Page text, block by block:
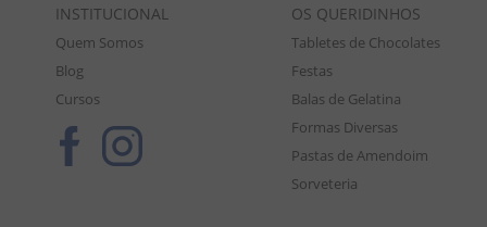
INSTITUCIONAL
Quem Somos
Blog
Cursos
OS QUERIDINHOS
Tabletes de Chocolates
Festas
Balas de Gelatina
Formas Diversas
Pastas de Amendoim
Sorveteria